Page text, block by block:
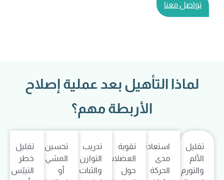
تواصل معنا
لماذا التأهيل بعد عملية إصلاح
الأربطة مهم؟
تقليل
الألم
والتورم
استعادة
مدى
الحركة
تقوية
العضلات
حول
تدريب
التوازن
والثبات
تحسين
المشي
أو
تقليل
خطر
التيبّس